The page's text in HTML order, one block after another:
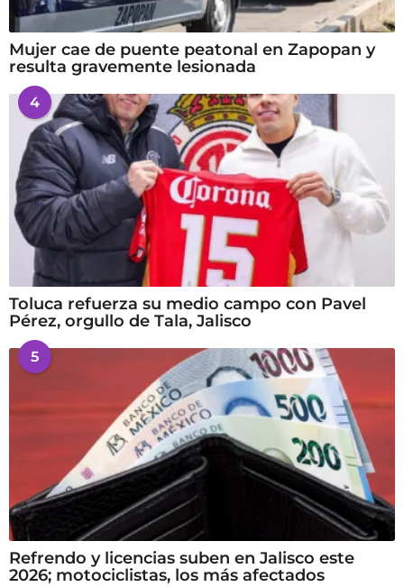
Mujer cae de puente peatonal en Zapopan y
resulta gravemente lesionada
4
Toluca refuerza su medio campo con Pavel
Pérez, orgullo de Tala, Jalisco
5
Refrendo y licencias suben en Jalisco este
2026; motociclistas, los más afectados